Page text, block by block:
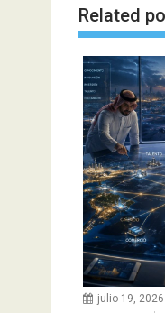
Related
julio 19, 2026